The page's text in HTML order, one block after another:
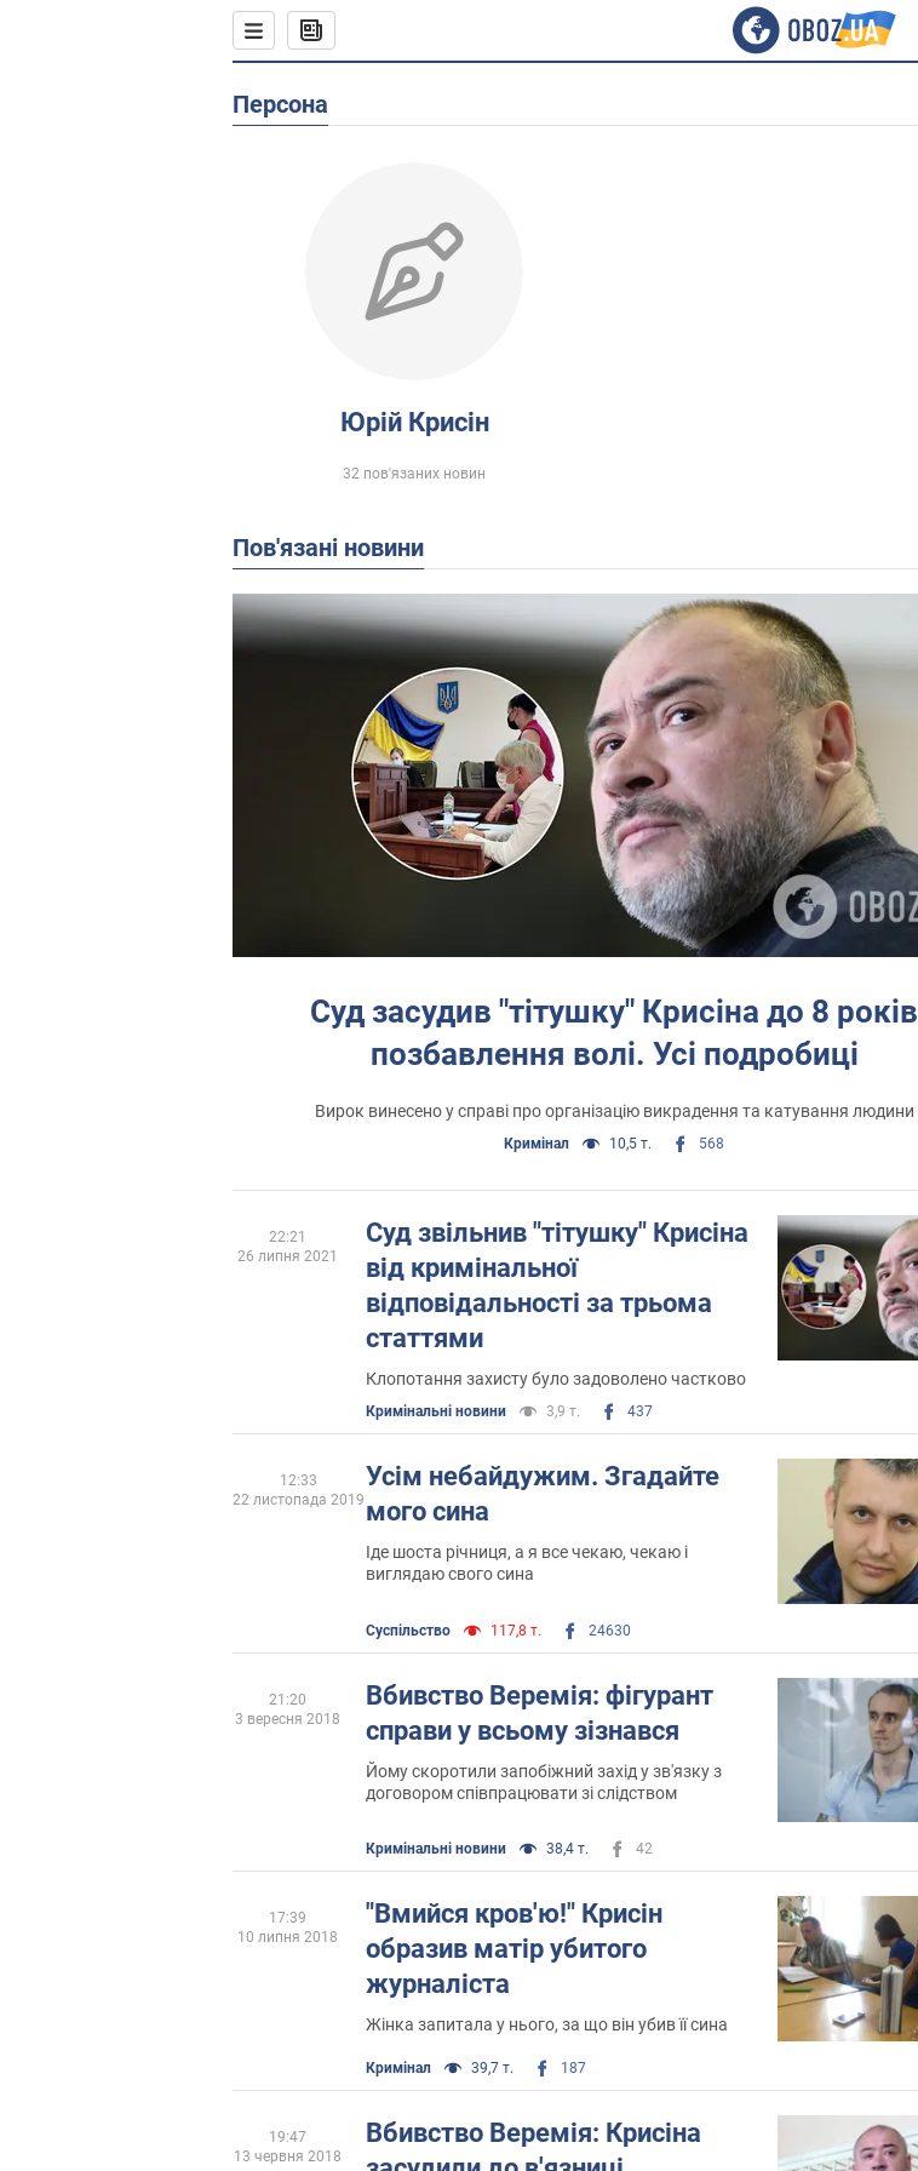
Персона
Юрій Крисін
32 пов'язаних новин
Пов'язані новини
Суд засудив "тітушку" Крисіна до 8 років
позбавлення волі. Усі подробиці
Вирок винесено у справі про організацію викрадення та катування людини
Кримінал 10,5 т. 568
Суд звільнив "тітушку" Крисіна
від кримінальної
відповідальності за трьома
статтями
Клопотання захисту було задоволено частково
Кримінальні новини 3,9 т. 437
22:21
26 липня 2021
Усім небайдужим. Згадайте
мого сина
Іде шоста річниця, а я все чекаю, чекаю і
виглядаю свого сина
Суспільство 117,8 т. 24630
12:33
22 листопада 2019
Вбивство Веремія: фігурант
справи у всьому зізнався
Йому скоротили запобіжний захід у зв'язку з
договором співпрацювати зі слідством
Кримінальні новини 38,4 т. 42
21:20
3 вересня 2018
"Вмийся кров'ю!" Крисін
образив матір убитого
журналіста
Жінка запитала у нього, за що він убив її сина
Кримінал 39,7 т. 187
17:39
10 липня 2018
Вбивство Веремія: Крисіна
19:47
13 червня 2018